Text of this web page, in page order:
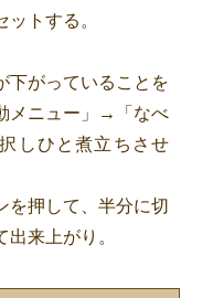
トする。
下がっていることを
メニュー」→「なべ
しひと煮立ちさせ
を押して、半分に切
来上がり。